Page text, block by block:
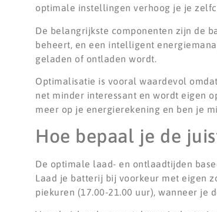
optimale instellingen verhoog je je
De belangrijkste componenten zijn de
beheert, en een intelligent
geladen of ontladen wordt.
Optimalisatie is vooral waardevol
net minder interessant en wordt eigen
meer op je energierekening en ben je
Hoe bepaal je de
De optimale laad- en ontlaadtijden
Laad je batterij bij voorkeur met eigen
piekuren (17.00-21.00 uur), wanneer je